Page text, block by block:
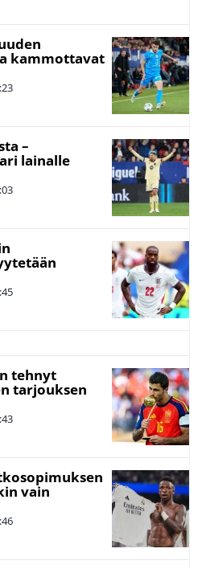
kammottavat
–
lainalle
tehnyt
tarjouksen
vain